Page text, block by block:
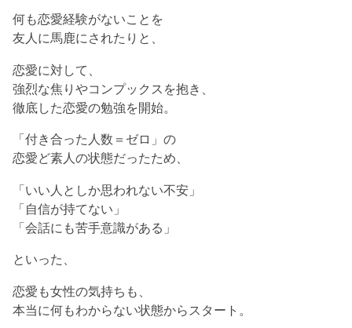
何も恋愛経験がないことを
友人に馬鹿にされたりと、
恋愛に対して、
強烈な焦りやコンプックスを抱き、
徹底した恋愛の勉強を開始。
「付き合った人数＝ゼロ」の
恋愛ど素人の状態だったため、
「いい人としか思われない不安」
「自信が持てない」
「会話にも苦手意識がある」
といった、
恋愛も女性の気持ちも、
本当に何もわからない状態からスタート。